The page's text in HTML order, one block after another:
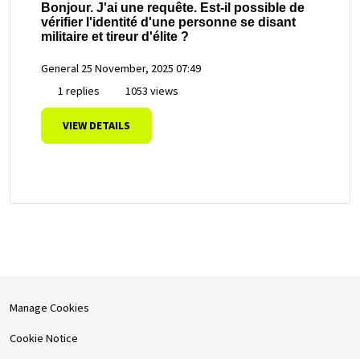
Bonjour. J'ai une requête. Est-il possible de
vérifier l'identité d'une personne se disant
militaire et tireur d'élite ?
General 25 November, 2025 07:49
1 replies
1053 views
VIEW DETAILS
Manage Cookies
Cookie Notice